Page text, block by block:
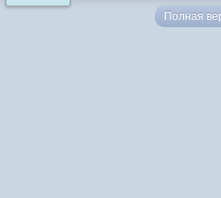
Полная